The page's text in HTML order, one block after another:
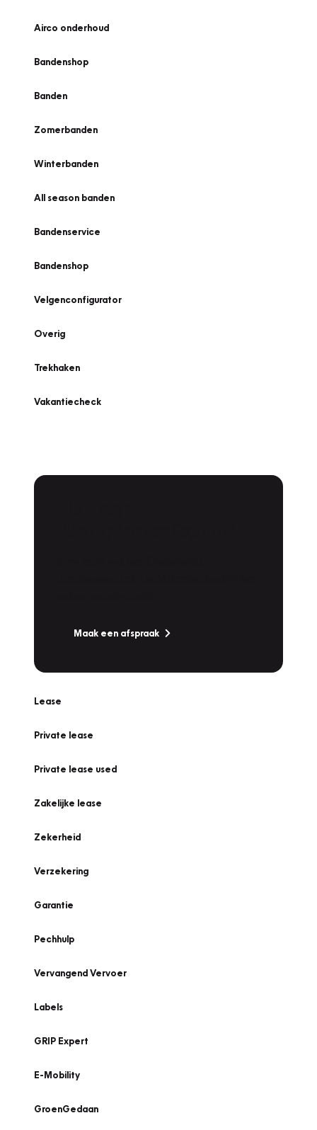
Airco onderhoud
Bandenshop
Banden
Zomerbanden
Winterbanden
All season banden
Bandenservice
Bandenshop
Velgenconfigurator
Overig
Trekhaken
Vakantiecheck
Maak een afspraak
Lease
Private lease
Private lease used
Zakelijke lease
Zekerheid
Verzekering
Garantie
Pechhulp
Vervangend Vervoer
Labels
GRIP Expert
E-Mobility
GroenGedaan